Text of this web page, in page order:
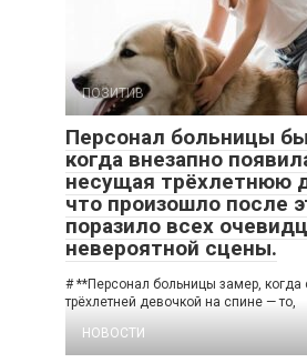
ПОЗИТИВ
Персонал больницы
когда внезапно
несущая трёхлетнюю
что произошло после
поразило всех
невероятной сцены.
# **Персонал больницы замер, когда
трёхлетней девочкой на спине — то,
НОВОСТИ